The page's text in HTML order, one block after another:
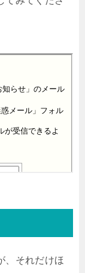
、それだけほ